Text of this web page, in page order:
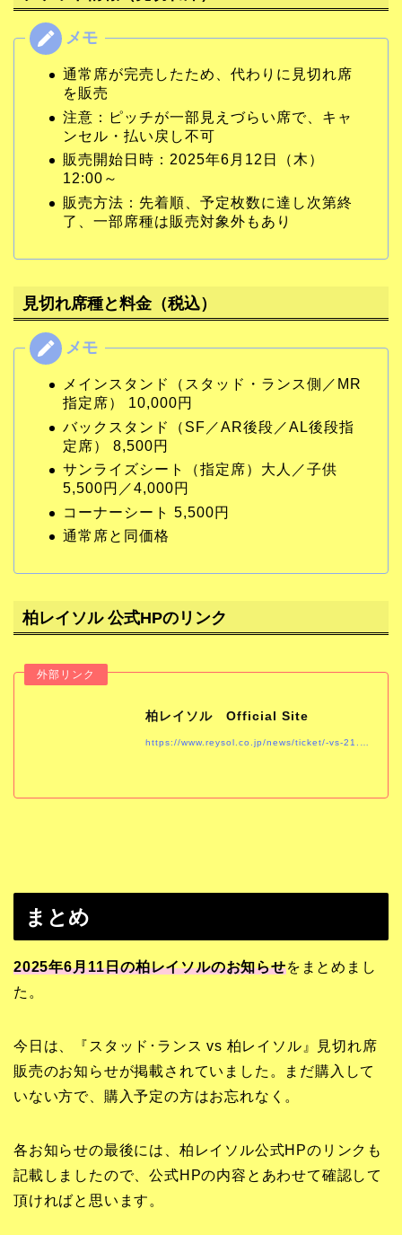
通常席が完売したため、代わりに見切れ席
を販売
注意：ピッチが一部見えづらい席で、キャ
ンセル・払い戻し不可
販売開始日時：2025年6月12日（木）
12:00～
販売方法：先着順、予定枚数に達し次第終
了、一部席種は販売対象外もあり
見切れ席種と料金（税込）
メインスタンド（スタッド・ランス側／MR
指定席） 10,000円
バックスタンド（SF／AR後段／AL後段指
定席） 8,500円
サンライズシート（指定席）大人／子供
5,500円／4,000円
コーナーシート 5,500円
通常席と同価格
柏レイソル 公式HPのリンク
柏レイソル Official Site
https://www.reysol.co.jp/news/ticket/-vs-21.html
まとめ
2025年6月11日の柏レイソルのお知らせをまとめまし
た。
今日は、『スタッド･ランス vs 柏レイソル』見切れ席
販売のお知らせが掲載されていました。まだ購入して
いない方で、購入予定の方はお忘れなく。
各お知らせの最後には、柏レイソル公式HPのリンクも
記載しましたので、公式HPの内容とあわせて確認して
頂ければと思います。